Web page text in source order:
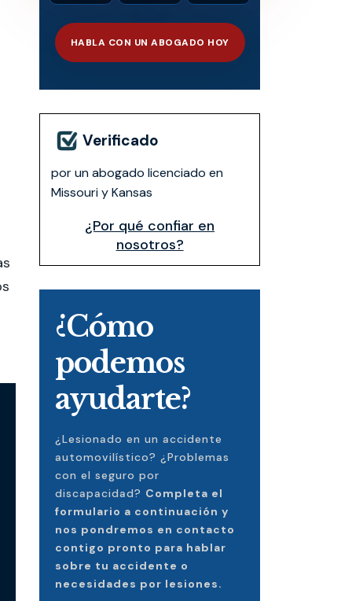
HABLA CON UN ABOGADO HOY
Verificado
por un abogado licenciado en
Missouri y Kansas
¿Por qué confiar en
nosotros?
¿Cómo
podemos
ayudarte?
¿Lesionado en un accidente
automovilístico? ¿Problemas
con el seguro por
discapacidad? Completa el
formulario a continuación y
nos pondremos en contacto
contigo pronto para hablar
sobre tu accidente o
necesidades por lesiones.